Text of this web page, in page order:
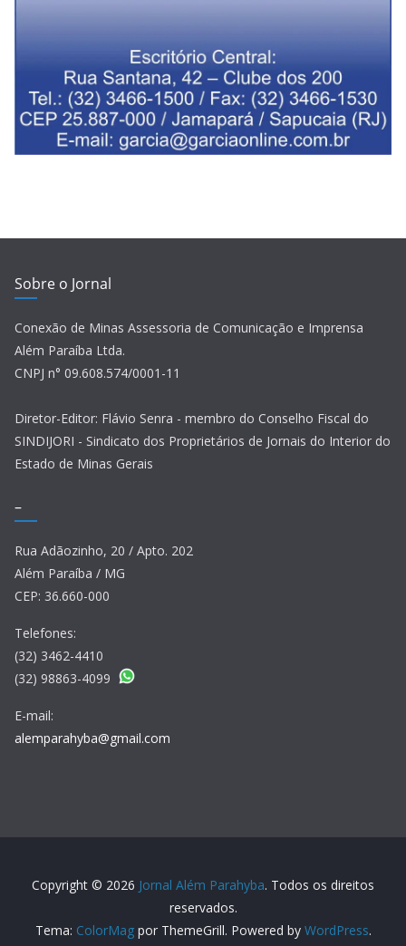
Sobre o Jornal
Conexão de Minas Assessoria de Comunicação e Imprensa
Além Paraíba Ltda.
CNPJ n° 09.608.574/0001-11
Diretor-Editor: Flávio Senra - membro do Conselho Fiscal do
SINDIJORI - Sindicato dos Proprietários de Jornais do Interior do
Estado de Minas Gerais
–
Rua Adãozinho, 20 / Apto. 202
Além Paraíba / MG
CEP: 36.660-000
Telefones:
(32) 3462-4410
(32) 98863-4099
E-mail:
alemparahyba@gmail.com
Copyright © 2026 Jornal Além Parahyba. Todos os direitos
reservados.
Tema: ColorMagpor ThemeGrill. Powered by WordPress.